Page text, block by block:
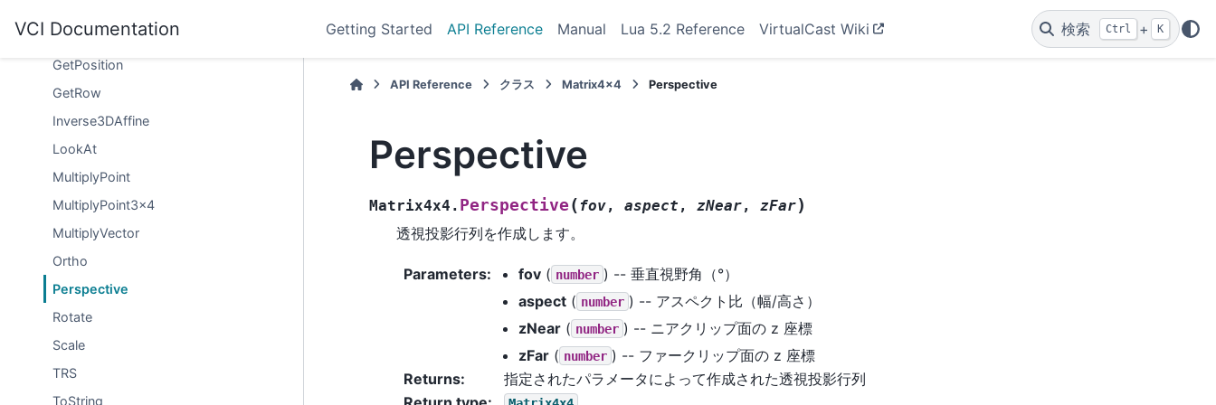
VCI Documentation Getting Started API Reference Manual Lua 5.2 Reference VirtualCast Wiki 検索 Ctrl + K
GetColumn
GetPosition
GetRow
Inverse3DAffine
LookAt
MultiplyPoint
MultiplyPoint3x4
MultiplyVector
Ortho
Perspective
Rotate
Scale
TRS
ToString
API Reference クラス Matrix4x4 Perspective
Perspective
Matrix4x4. Perspective (fov, aspect , zNear, zFar)
透視投影行列を作成します。
Parameters: fov ( number ) -- 垂直視野角（°）
aspect ( number ) -- アスペクト比（幅/高さ）
zNear ( number ) -- ニアクリップ面の z 座標
zFar ( number ) -- ファークリップ面の z 座標
Returns:
指定されたパラメータによって作成された透視投影行列